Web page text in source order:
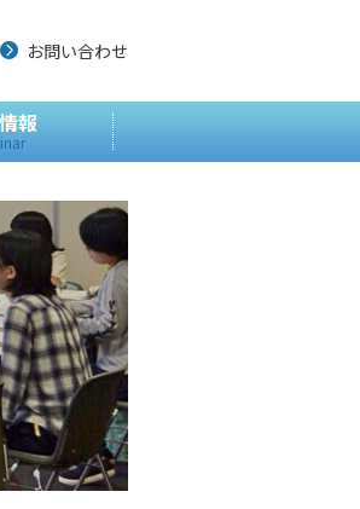
お問い合わせ
報